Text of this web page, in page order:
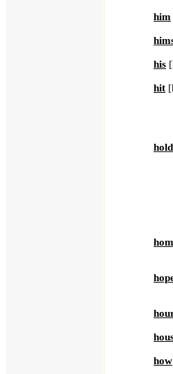
him
his [
hit [
hold
how